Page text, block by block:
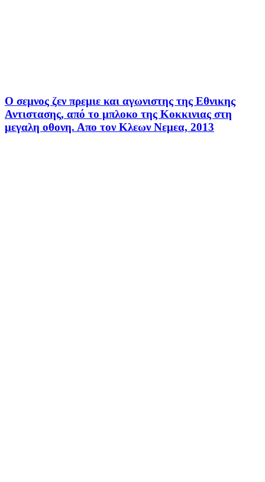
Ο σεμνος ζεν πρεμιε και αγωνιστης της Εθνικης
Αντιστασης, από το μπλοκο της Κοκκινιας στη
μεγαλη οθονη. Απο τον Κλεων Νεμεα, 2013